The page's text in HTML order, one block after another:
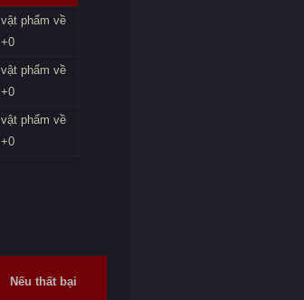
vật phẩm về
+0
vật phẩm về
+0
vật phẩm về
+0
Nếu thất bại